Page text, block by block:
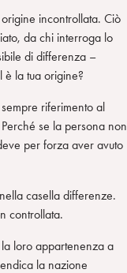
incontrollata. Ciò
da chi interroga lo
di differenza –
la tua origine?
riferimento al
se la persona non
per forza aver avuto
casella differenze.
controllata.
loro appartenenza a
la nazione